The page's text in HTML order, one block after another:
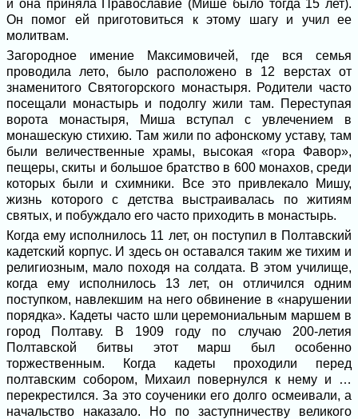
и она приняла Православие (Мише было тогда 15 лет).
Он помог ей приготовиться к этому шагу и учил ее
молитвам.
Загородное имение Максимовичей, где вся семья
проводила лето, было расположено в 12 верстах от
знаменитого Святогорского монастыря. Родители часто
посещали монастырь и подолгу жили там. Переступая
ворота монастыря, Миша вступал с увлечением в
монашескую стихию. Там жили по афонскому уставу, там
были величественные храмы, высокая «гора Фавор»,
пещеры, скиты и большое братство в 600 монахов, среди
которых были и схимники. Все это привлекало Мишу,
жизнь которого с детства выстраивалась по житиям
святых, и побуждало его часто приходить в монастырь.
Когда ему исполнилось 11 лет, он поступил в Полтавский
кадетский корпус. И здесь он оставался таким же тихим и
религиозным, мало походя на солдата. В этом училище,
когда ему исполнилось 13 лет, он отличился одним
поступком, навлекшим на него обвинение в «нарушении
порядка». Кадеты часто шли церемониальным маршем в
город Полтаву. В 1909 году по случаю 200-летия
Полтавской битвы этот марш был особенно
торжественным. Когда кадеты проходили перед
полтавским собором, Михаил повернулся к нему и …
перекрестился. За это соученики его долго осмеивали, а
начальство наказало. Но по заступничеству великого